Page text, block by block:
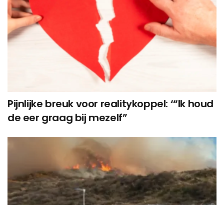
Pijnlijke breuk voor realitykoppel: ‘“Ik houd
de eer graag bij mezelf”